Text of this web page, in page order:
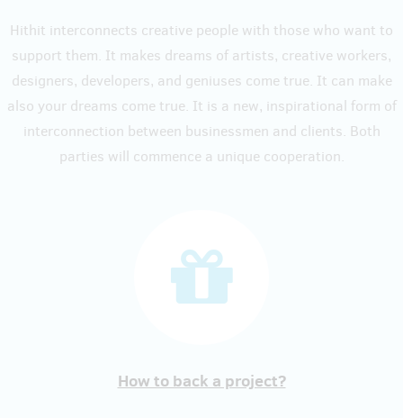
Hithit interconnects creative people with those who want to
support them. It makes dreams of artists, creative workers,
designers, developers, and geniuses come true. It can make
also your dreams come true. It is a new, inspirational form of
interconnection between businessmen and clients. Both
parties will commence a unique cooperation.
How to back a project?